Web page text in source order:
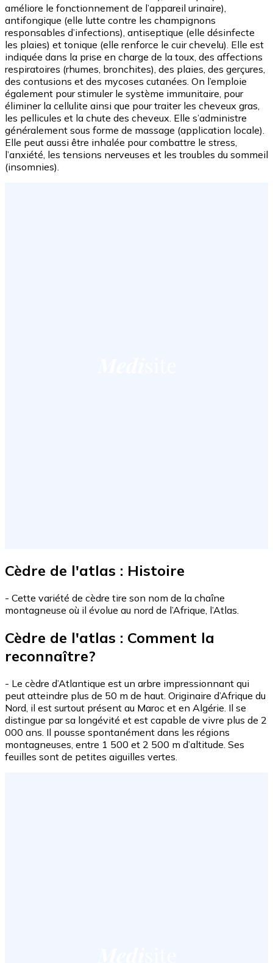
améliore le fonctionnement de l’appareil urinaire),
antifongique (elle lutte contre les champignons
responsables d’infections), antiseptique (elle désinfecte
les plaies) et tonique (elle renforce le cuir chevelu). Elle est
indiquée dans la prise en charge de la toux, des affections
respiratoires (rhumes, bronchites), des plaies, des gerçures,
des contusions et des mycoses cutanées. On l’emploie
également pour stimuler le système immunitaire, pour
éliminer la cellulite ainsi que pour traiter les cheveux gras,
les pellicules et la chute des cheveux. Elle s’administre
généralement sous forme de massage (application locale).
Elle peut aussi être inhalée pour combattre le stress,
l’anxiété, les tensions nerveuses et les troubles du sommeil
(insomnies).
Cèdre de l'atlas : Histoire
- Cette variété de cèdre tire son nom de la chaîne
montagneuse où il évolue au nord de l’Afrique, l’Atlas.
Cèdre de l'atlas : Comment la
reconnaître?
- Le cèdre d’Atlantique est un arbre impressionnant qui
peut atteindre plus de 50 m de haut. Originaire d’Afrique du
Nord, il est surtout présent au Maroc et en Algérie. Il se
distingue par sa longévité et est capable de vivre plus de 2
000 ans. Il pousse spontanément dans les régions
montagneuses, entre 1 500 et 2 500 m d’altitude. Ses
feuilles sont de petites aiguilles vertes.